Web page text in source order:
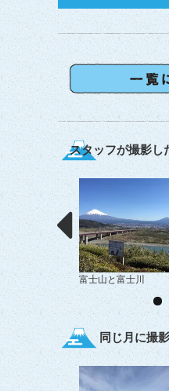
スタッフが撮影し
富士山と富士川
同じ月に撮